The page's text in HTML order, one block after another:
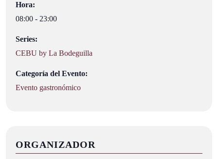
Hora:
08:00 - 23:00
Series:
CEBU by La Bodeguilla
Categoría del Evento:
Evento gastronómico
ORGANIZADOR